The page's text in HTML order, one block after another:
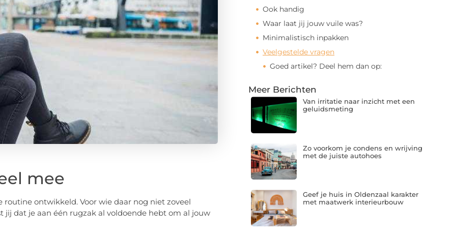
mee
ontwikkeld. Voor wie daar nog niet zoveel
dat je aan één rugzak al voldoende hebt om al jouw
Ook handig
Waar laat jij jouw vuile was?
Minimalistisch inpakken
Veelgestelde vragen
Goed artikel? Deel hem dan op:
Meer Berichten
Van irritatie naar inzicht met een
geluidsmeting
Zo voorkom je condens en wrijving
met de juiste autohoes
Geef je huis in Oldenzaal karakter
met maatwerk interieurbouw